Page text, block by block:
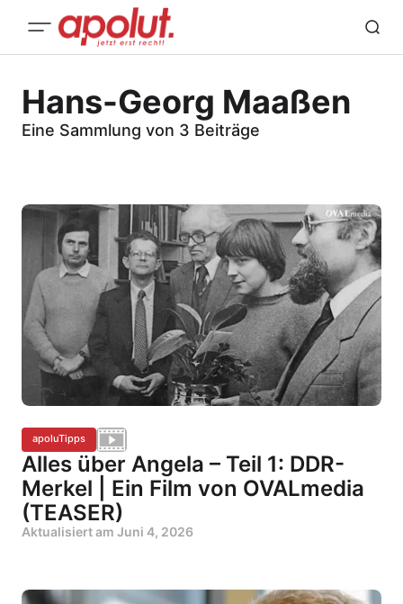
Hans-Georg Maaßen
Eine Sammlung von 3 Beiträge
apoluTipps
Alles über Angela – Teil 1: DDR-
Merkel | Ein Film von OVALmedia
(TEASER)
Aktualisiert am Juni 4, 2026